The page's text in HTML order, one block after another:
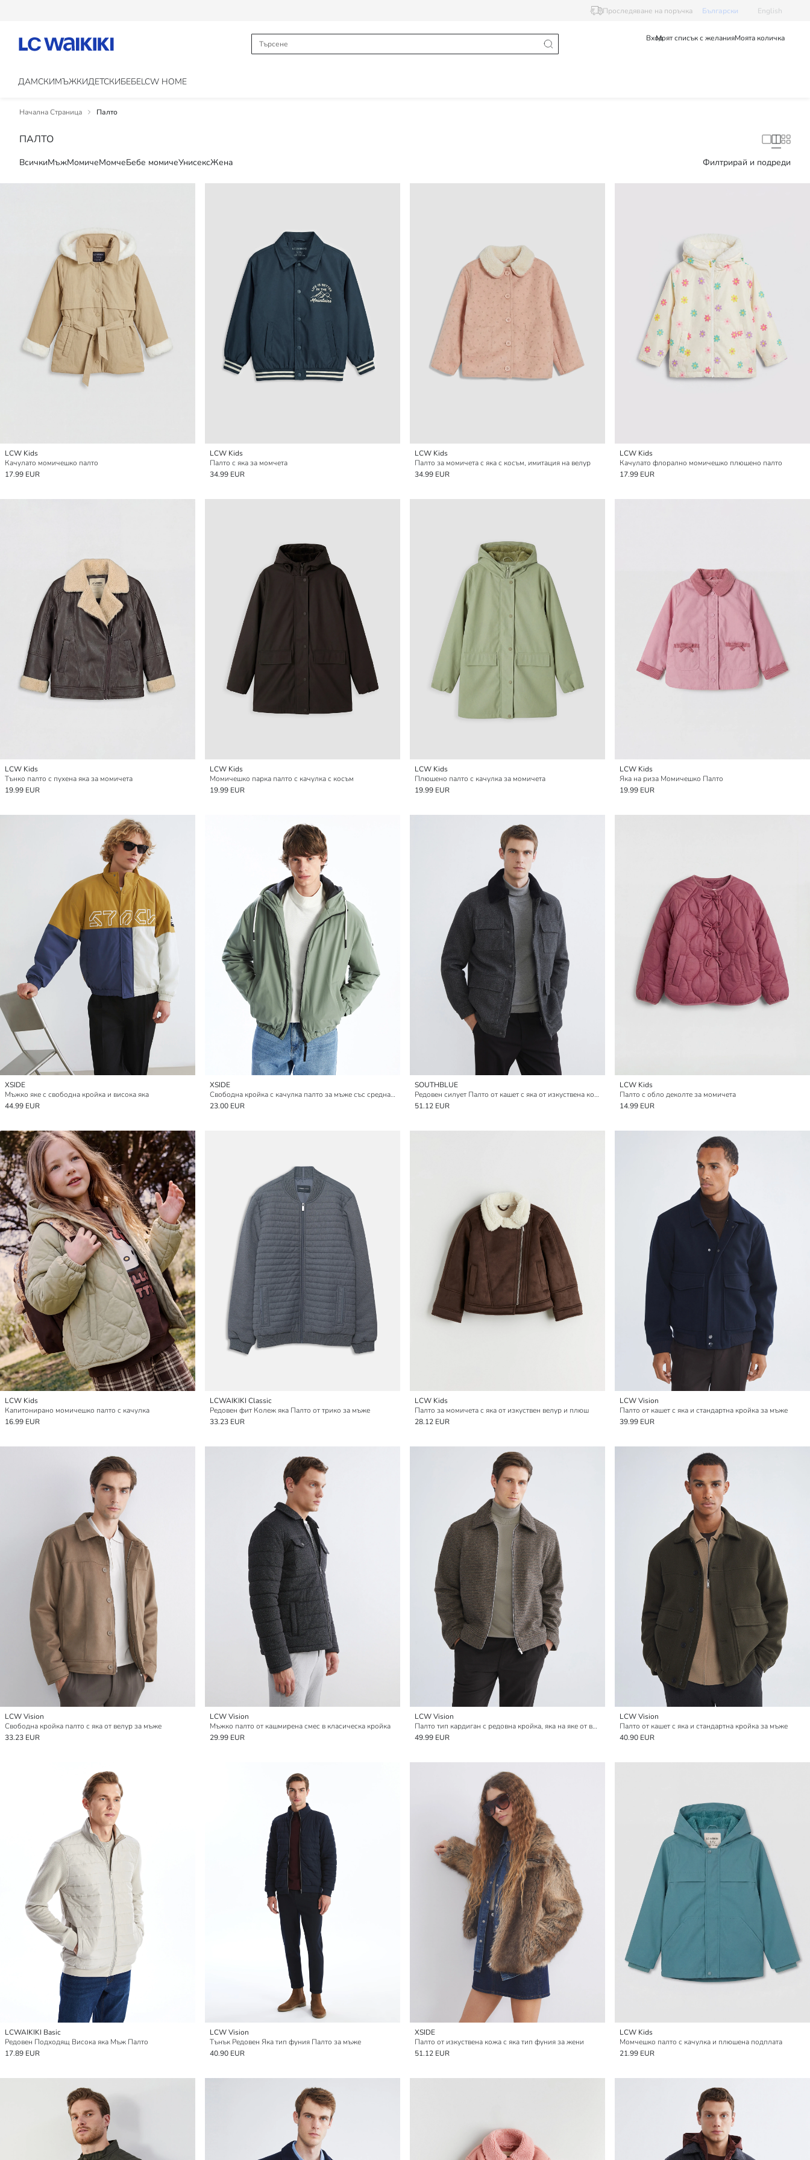
Проследяване на поръчка Български English
ВходМоят списък с желанияМоята количка
ДАМСКИМЪЖКИДЕТСКИБЕБЕLCW HOME
Начална Страница Палто
ПАЛТО
ВсичкиМъжМомичеМомчеБебе момичеУнисексЖена Филтрирай и подреди
LCW Kids
Качулато момичешко палто
17.99 EUR
LCW Kids
Палто с яка за момчета
34.99 EUR
LCW Kids
Палто за момичета с яка с косъм, имитация на велур
34.99 EUR
LCW Kids
Качулато флорално момичешко плюшено палто
17.99 EUR
LCW Kids
Тънко палто с пухена яка за момичета
19.99 EUR
LCW Kids
Момичешко парка палто с качулка с косъм
19.99 EUR
LCW Kids
Плюшено палто с качулка за момичета
19.99 EUR
LCW Kids
Яка на риза Момичешко Палто
19.99 EUR
XSIDE
Мъжко яке с свободна кройка и висока яка
44.99 EUR
XSIDE
Свободна кройка с качулка палто за мъже със средна дебелина
23.00 EUR
SOUTHBLUE
Редовен силует Палто от кашет с яка от изкуствена кожа за мъже
51.12 EUR
LCW Kids
Палто с обло деколте за момичета
14.99 EUR
LCW Kids
Капитонирано момичешко палто с качулка
16.99 EUR
LCWAIKIKI Classic
Редовен фит Колеж яка Палто от трико за мъже
33.23 EUR
LCW Kids
Палто за момичета с яка от изкуствен велур и плюш
28.12 EUR
LCW Vision
Палто от кашет с яка и стандартна кройка за мъже
39.99 EUR
LCW Vision
Свободна кройка палто с яка от велур за мъже
33.23 EUR
LCW Vision
Мъжко палто от кашмирена смес в класическа кройка
29.99 EUR
LCW Vision
Палто тип кардиган с редовна кройка, яка на яке от вълнена смес за мъже
49.99 EUR
LCW Vision
Палто от кашет с яка и стандартна кройка за мъже
40.90 EUR
LCWAIKIKI Basic
Редовен Подходящ Висока яка Мъж Палто
17.89 EUR
LCW Vision
Тънък Редовен Яка тип фуния Палто за мъже
40.90 EUR
XSIDE
Палто от изкуствена кожа с яка тип фуния за жени
51.12 EUR
LCW Kids
Момчешко палто с качулка и плюшена подплата
21.99 EUR